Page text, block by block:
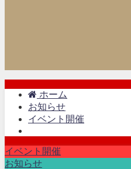
ホーム
お知らせ
イベント開催
イベント開催
お知らせ